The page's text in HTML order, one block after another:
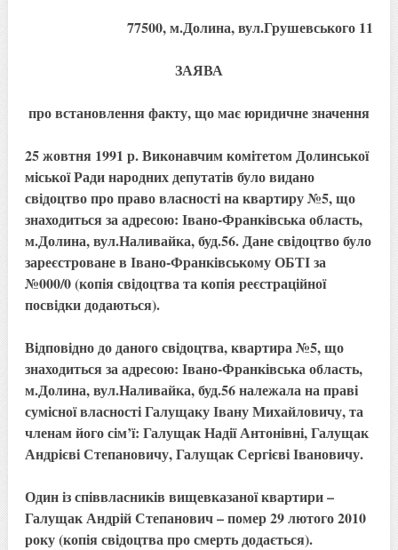
77500, м.Долина, вул.Грушевського 11
ЗАЯВА
про встановлення факту, що має юридичне значення
25 жовтня 1991 р. Виконавчим комітетом Долинської
міської Ради народних депутатів було видано
свідоцтво про право власності на квартиру №5, що
знаходиться за адресою: Івано-Франківська область,
м.Долина, вул.Наливайка, буд.56. Дане свідоцтво було
зареєстроване в Івано-Франківському ОБТІ за
№000/0 (копія свідоцтва та копія реєстраційної
посвідки додаються).
Відповідно до даного свідоцтва, квартира №5, що
знаходиться за адресою: Івано-Франківська область,
м.Долина, вул.Наливайка, буд.56 належала на праві
сумісної власності Галущаку Івану Михайловичу, та
членам його сім’ї: Галущак Надії Антонівні, Галущак
Андрієві Степановичу, Галущак Сергієві Івановичу.
Один із співвласників вищевказаної квартири –
Галущак Андрій Степанович – помер 29 лютого 2010
року (копія свідоцтва про смерть додається).